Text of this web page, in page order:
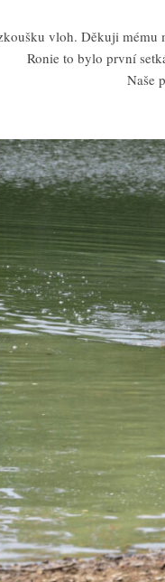
vloh. Děkuji
Ronie to bylo první
Naše